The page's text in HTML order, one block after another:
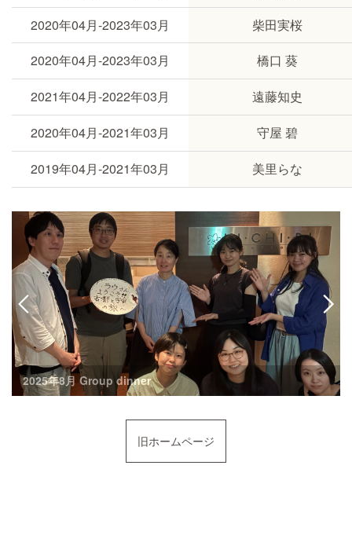
2020年04月-2023年03月
柴田実桜
2020年04月-2023年03月
橋口 葵
2021年04月-2022年03月
遠藤知史
2020年04月-2021年03月
守屋 碧
2019年04月-2021年03月
美里らな
2025年8月 Group dinner
旧ホームページ